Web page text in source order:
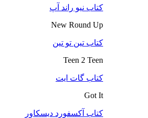
کتاب نیو راند آپ
New Round Up
کتاب تین تو تین
Teen 2 Teen
کتاب گات ایت
Got It
کتاب آکسفورد دیسکاور